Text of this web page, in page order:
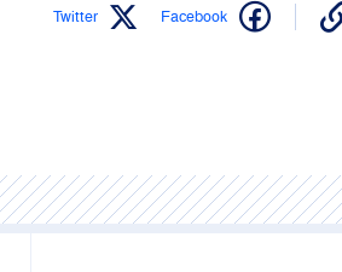
Facebook
Twitter